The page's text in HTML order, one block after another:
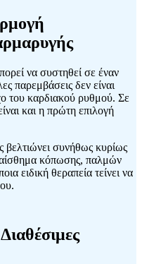
να συστηθεί σε έναν
παρεμβάσεις δεν είναι
του καρδιακού ρυθμού. Σε
και η πρώτη επιλογή
βελτιώνει συνήθως κυρίως
κόπωσης, παλμών
ειδική θεραπεία τείνει να